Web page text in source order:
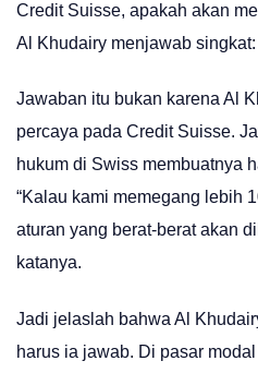
Credit Suisse, apakah akan
Al Khudairy menjawab
Jawaban itu bukan karena Al
percaya pada Credit Suisse.
hukum di Swiss membuatnya
“Kalau kami memegang lebih
aturan yang berat-berat akan
katanya.
Jadi jelaslah bahwa Al
harus ia jawab. Di pasar